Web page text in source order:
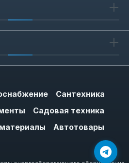
Сантехника
Садовая техника
Автотовары